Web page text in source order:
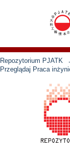
Repozytorium PJATK
Przeglądaj Praca